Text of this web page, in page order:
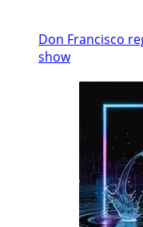
Don Francisco
show